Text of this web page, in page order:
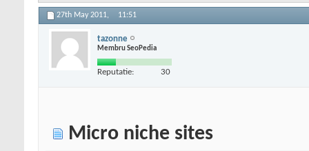
27th May 2011, 11:51
tazonne
Membru SeoPedia
Reputatie: 30
Micro niche sites